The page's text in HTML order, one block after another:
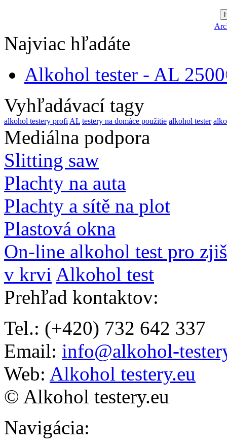
Najviac hľadáte
Alkohol tester - AL
Vyhľadávací tagy
alkohol testery profi AL testery na domáce použitie alkohol tester
Mediálna podpora
Slitting saw
Plachty na auta
Plachty a sítě na plot
Plastová okna
On-line alkohol test pro
v krvi Alkohol test
Prehľad kontaktov:
Tel.: (+420) 732 642 337
Email: info@alkohol-
Web: Alkohol testery.eu
© Alkohol testery.eu
Navigácia: